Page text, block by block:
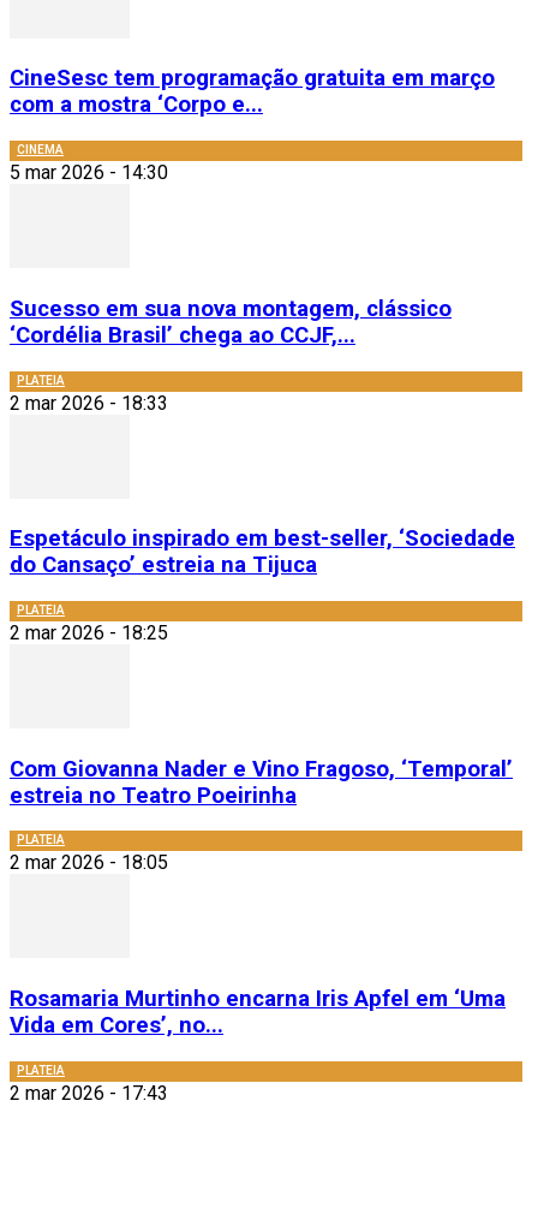
CineSesc tem programação gratuita em março
com a mostra ‘Corpo e...
CINEMA
5 mar 2026 - 14:30
Sucesso em sua nova montagem, clássico
‘Cordélia Brasil’ chega ao CCJF,...
PLATEIA
2 mar 2026 - 18:33
Espetáculo inspirado em best-seller, ‘Sociedade
do Cansaço’ estreia na Tijuca
PLATEIA
2 mar 2026 - 18:25
Com Giovanna Nader e Vino Fragoso, ‘Temporal’
estreia no Teatro Poeirinha
PLATEIA
2 mar 2026 - 18:05
Rosamaria Murtinho encarna Iris Apfel em ‘Uma
Vida em Cores’, no...
PLATEIA
2 mar 2026 - 17:43